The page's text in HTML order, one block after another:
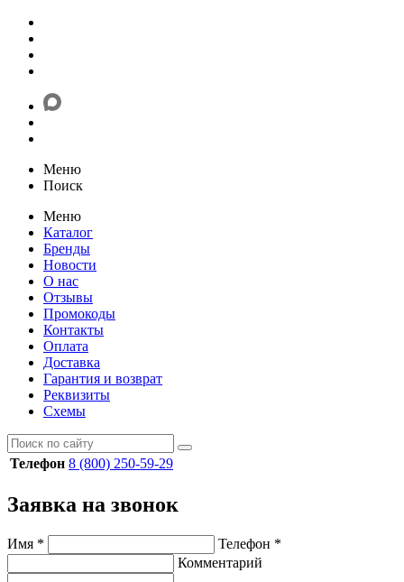
Меню
Поиск
Меню
Каталог
Бренды
Новости
О нас
Отзывы
Промокоды
Контакты
Оплата
Доставка
Гарантия и возврат
Реквизиты
Схемы
Телефон 8 (800) 250-59-29
Заявка на звонок
Имя * Телефон *
Комментарий